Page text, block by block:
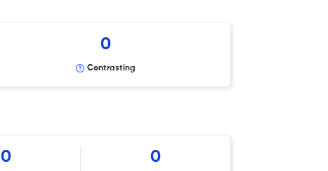
0
Contrasting
0 0